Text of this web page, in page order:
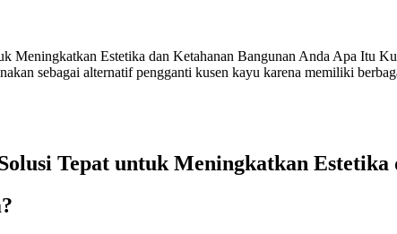
Meningkatkan Estetika dan Ketahanan Bangunan Anda Apa Itu
sebagai alternatif pengganti kusen kayu karena memiliki
Tepat untuk Meningkatkan Estetika